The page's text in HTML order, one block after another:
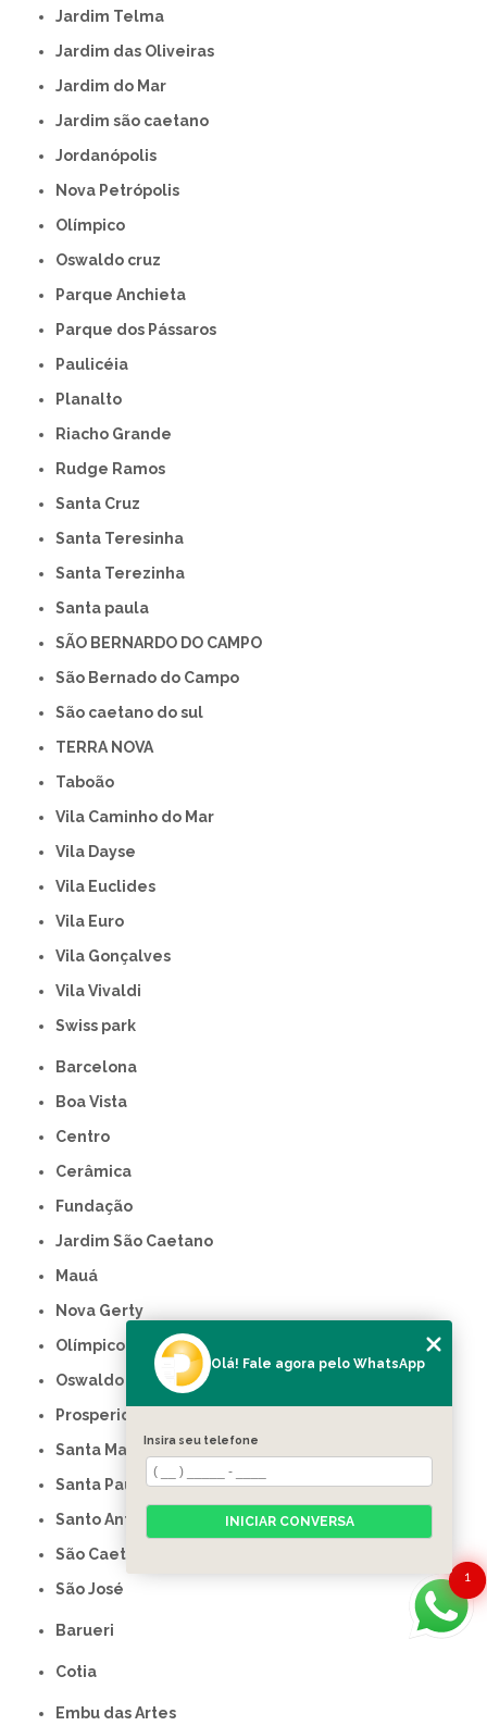
Jardim Telma
Jardim das Oliveiras
Jardim do Mar
Jardim são caetano
Jordanópolis
Nova Petrópolis
Olímpico
Oswaldo cruz
Parque Anchieta
Parque dos Pássaros
Paulicéia
Planalto
Riacho Grande
Rudge Ramos
Santa Cruz
Santa Teresinha
Santa Terezinha
Santa paula
SÃO BERNARDO DO CAMPO
São Bernado do Campo
São caetano do sul
TERRA NOVA
Taboão
Vila Caminho do Mar
Vila Dayse
Vila Euclides
Vila Euro
Vila Gonçalves
Vila Vivaldi
swiss park
Barcelona
Boa Vista
Centro
Cerâmica
Fundação
Jardim São Caetano
Mauá
Nova Gerty
Olímpico
Oswaldo Cruz
Prosperidade
Santa Maria
Santa Paula
Santo Antônio
São Caetano do Sul
São José
Barueri
Cotia
Embu das Artes
1
Olá! Fale agora pelo WhatsApp
Insira seu telefone
INICIAR CONVERSA